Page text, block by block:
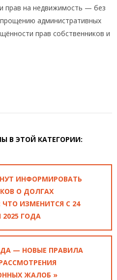
прав на недвижимость — без
административных
прав собственников и
В ЭТОЙ КАТЕГОРИИ:
ИНФОРМИРОВАТЬ
О ДОЛГАХ
ИЗМЕНИТСЯ С 24
2025 ГОДА
— НОВЫЕ ПРАВИЛА
ЖАЛОБ »